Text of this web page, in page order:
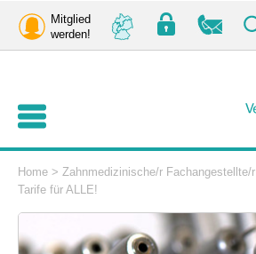
Mitglied
werden!
Home > Zahnmedizinische/r Fachangestellte/r
Tarife für ALLE!